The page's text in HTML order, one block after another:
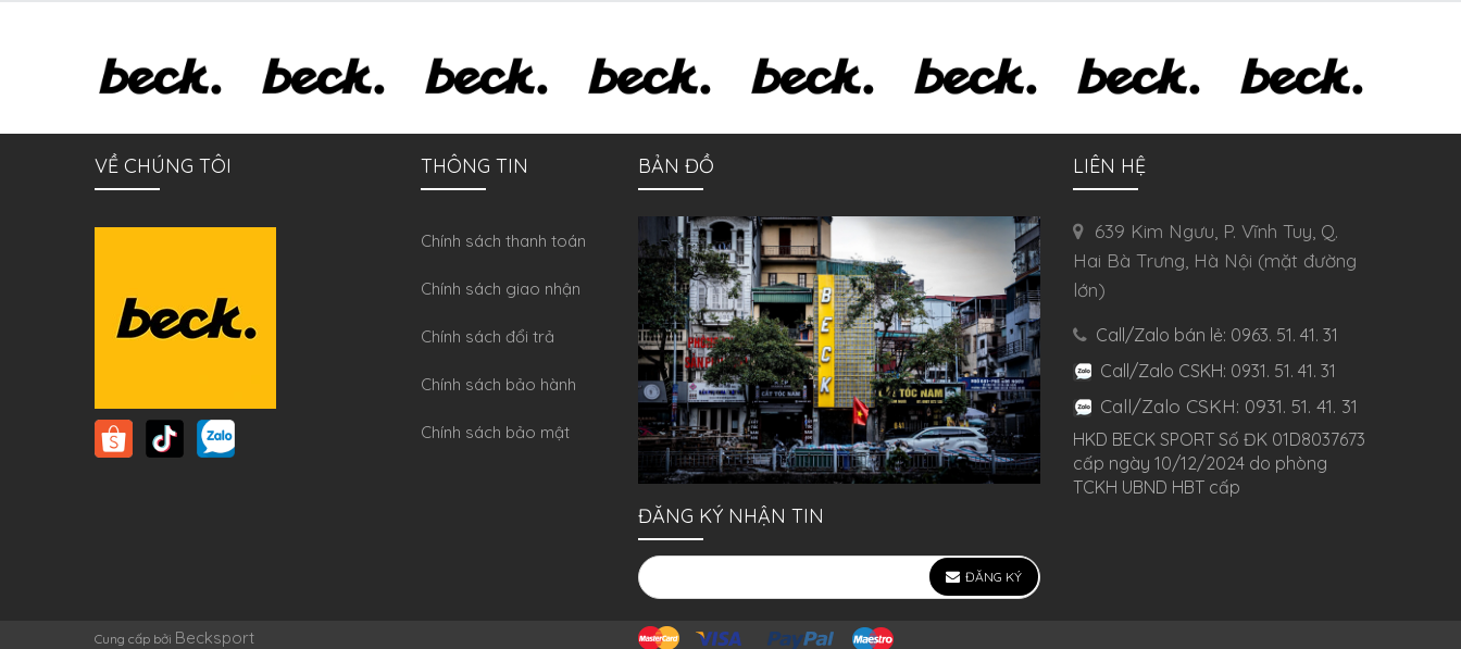
VỀ CHÚNG TÔI THÔNG TIN
Chính sách thanh toán
Chính sách giao nhận
Chính sách đổi trả
Chính sách bảo hành
Chính sách bảo mật
BẢN ĐỒ
ĐĂNG KÝ NHẬN TIN
ĐĂNG KÝ
LIÊN HỆ
639 Kim Ngưu, P. Vĩnh Tuy, Q.
Hai Bà Trưng, Hà Nội (mặt đường
lớn)
Call/Zalo bán lẻ: 0963. 51. 41. 31
Call/Zalo CSKH: 0931. 51. 41. 31
Call/Zalo CSKH: 0931. 51. 41. 31
HKD BECK SPORT Số ĐK 01D8037673
cấp ngày 10/12/2024 do phòng
TCKH UBND HBT cấp
Cung cấp bởi Becksport